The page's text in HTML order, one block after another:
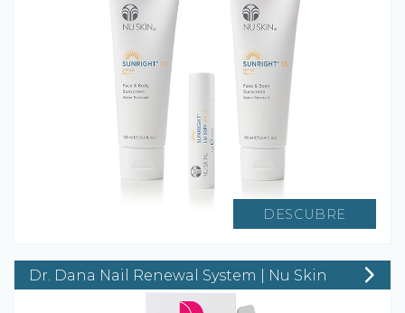
DESCUBRE
Dr. Dana Nail Renewal System | Nu Skin